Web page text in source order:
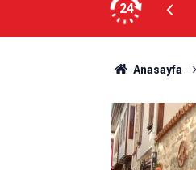
24
Tamamlanıyor”
Anasayfa